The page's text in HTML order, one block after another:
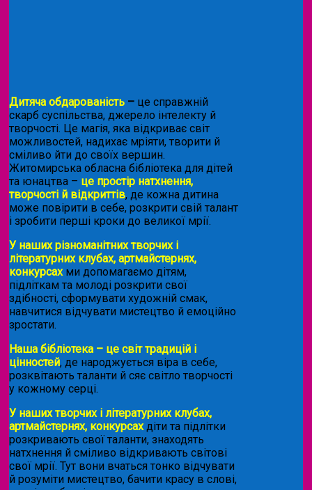
Дитяча обдарованість – це справжній
скарб суспільства, джерело інтелекту й
творчості. Це магія, яка відкриває світ
можливостей, надихає мріяти, творити й
сміливо йти до своїх вершин.
Житомирська обласна бібліотека для дітей
та юнацтва – це простір натхнення,
творчості й відкриттів, де кожна дитина
може повірити в себе, розкрити свій талант
і зробити перші кроки до великої мрії.
У наших різноманітних творчих і
літературних клубах, артмайстернях,
конкурсахми допомагаємо дітям,
підліткам та молоді розкрити свої
здібності, сформувати художній смак,
навчитися відчувати мистецтво й емоційно
зростати.
Наша бібліотека – це світ традицій і
цінностей, де народжується віра в себе,
розквітають таланти й сяє світло творчості
у кожному серці.
У наших творчих і літературних клубах,
артмайстернях, конкурсахдіти та підлітки
розкривають свої таланти, знаходять
натхнення й сміливо відкривають світові
свої мрії. Тут вони вчаться тонко відчувати
й розуміти мистецтво, бачити красу в слові,